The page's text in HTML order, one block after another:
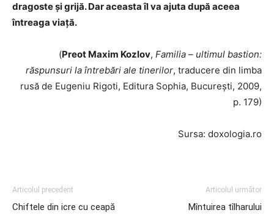
dragoste şi grijă. Dar aceasta îl va ajuta după aceea
întreaga viaţă.
(Preot Maxim Kozlov, Familia – ultimul bastion:
răspunsuri la întrebări ale tinerilor, traducere din limba
rusă de Eugeniu Rigoti, Editura Sophia, București, 2009,
p. 179)
Sursa: doxologia.ro
Articolul precedent
Chiftele din icre cu ceapă
Articolul următor
Mîntuirea tîlharului